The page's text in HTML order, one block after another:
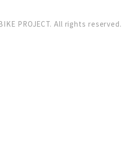
PROJECT. All rights reserved.